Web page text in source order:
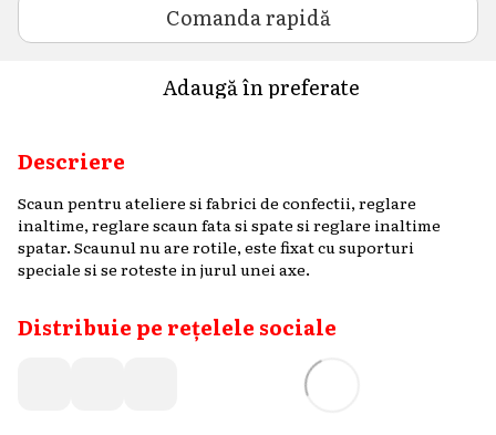
Comanda rapidă
Adaugă în preferate
Descriere
Scaun pentru ateliere si fabrici de confectii, reglare
inaltime, reglare scaun fata si spate si reglare inaltime
spatar. Scaunul nu are rotile, este fixat cu suporturi
speciale si se roteste in jurul unei axe.
Distribuie pe rețelele sociale